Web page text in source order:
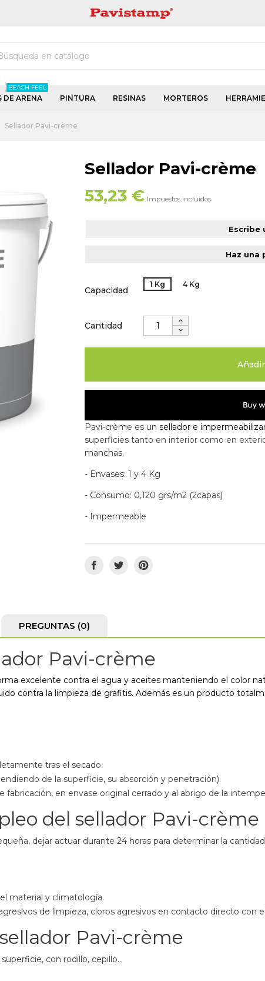
PAVISTAMP
DE ARENA
BEACH FEEL
PINTURA RESINAS MORTEROS
Sellador Pavi-crème
Sellador Pavi-crème
53,23 € Impuestos incluidos
Escribe
Haz una
Capacidad
1 Kg 4 Kg
Cantidad
Pavi-crème es un sellador e
superficies tanto en interior como en
manchas.
- Envases: 1 y 4 Kg
- Consumo: 0,120 grs/m2 (2capas)
- Impermeable
PREGUNTAS (0)
Pavi-crème
excelente contra el agua y aceites manteniendo el color
contra la limpieza de grafitis. Además es un producto
tras el secado.
de la superficie, su absorción y penetración).
en envase original cerrado y al abrigo de la
del sellador Pavi-crème
dejar actuar durante 24 horas para determinar la
material y climatología.
de limpieza, cloros agresivos en contacto directo con
Pavi-crème
con rodillo, cepillo…